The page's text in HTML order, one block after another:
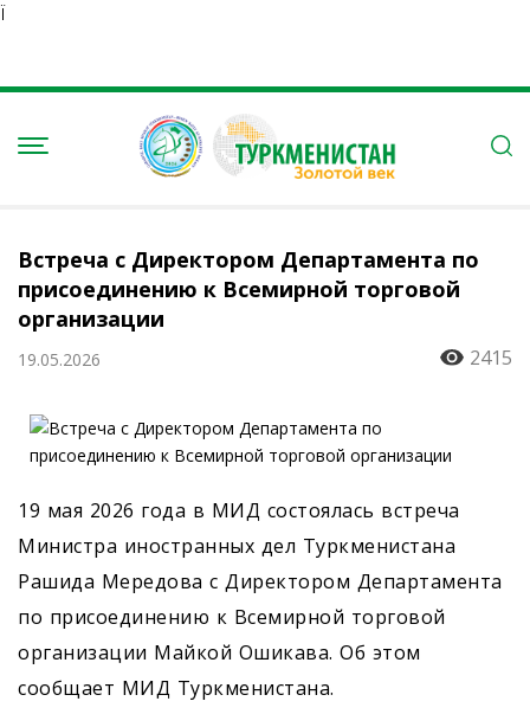
Ï
Встреча с Директором Департамента по
присоединению к Всемирной торговой
организации
19.05.2026 2415
19 мая 2026 года в МИД состоялась встреча
Министра иностранных дел Туркменистана
Рашида Мередова с Директором Департамента
по присоединению к Всемирной торговой
организации Майкой Ошикава. Об этом
сообщает МИД Туркменистана.